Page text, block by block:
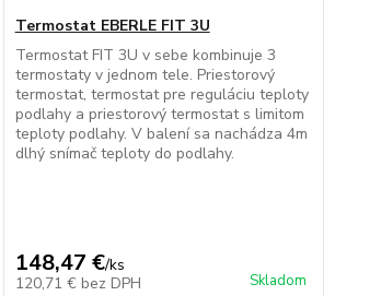
Termostat EBERLE FIT 3U
Termostat FIT 3U v sebe kombinuje 3
termostaty v jednom tele. Priestorový
termostat, termostat pre reguláciu teploty
podlahy a priestorový termostat s limitom
teploty podlahy. V balení sa nachádza 4m
dlhý snímač teploty do podlahy.
148,47 €/ks
120,71 € bez DPH Skladom